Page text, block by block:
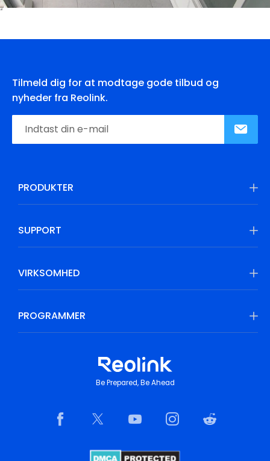
Tilmeld dig for at modtage gode tilbud og
nyheder fra Reolink.
PRODUKTER
SUPPORT
VIRKSOMHED
PROGRAMMER
Be Prepared, Be Ahead